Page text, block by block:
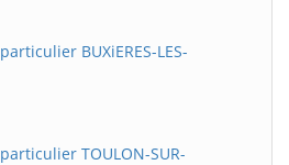
BUXiERES-LES-
TOULON-SUR-